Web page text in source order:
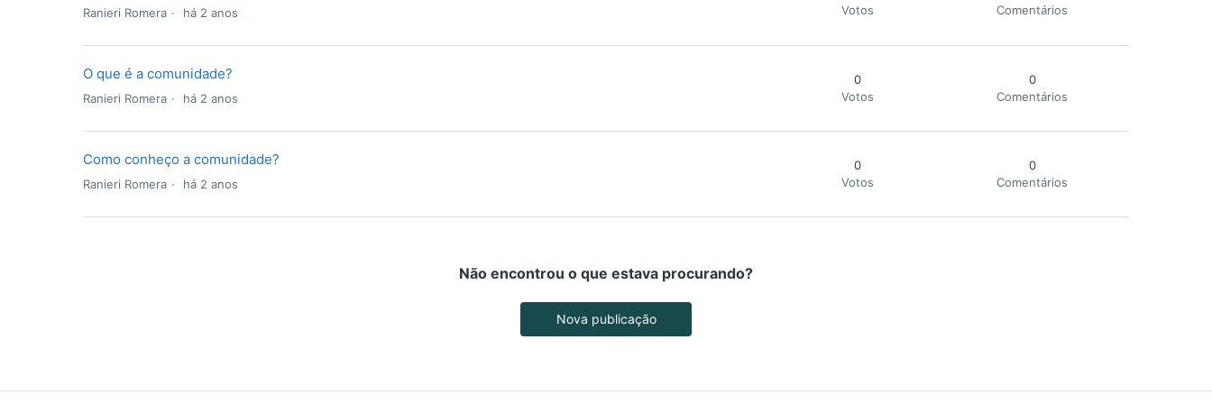
Ranieri Romera há 2 anos
Votos
Comentários
O que é a comunidade?
Ranieri Romera há 2 anos
0
Votos
0
Comentários
Como conheço a comunidade?
Ranieri Romera há 2 anos
0
Votos
0
Comentários
Não encontrou o que estava procurando?
Nova publicação